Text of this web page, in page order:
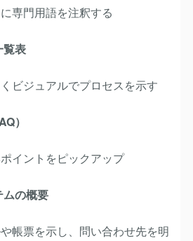
専門用語を注釈する
覧表
ビジュアルでプロセスを示す
）
イントをピックアップ
の概要
帳票を示し、問い合わせ先を明